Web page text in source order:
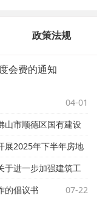
政策法规
会费的通知
04-01
山市顺德区国有建设
众意见的公告【佛自
11-28
展2025年下半年房地
08-28
于进一步加强建筑工
07-29
的倡议书 07-22